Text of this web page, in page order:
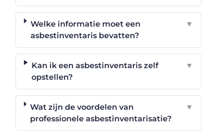
Welke informatie moet een
asbestinventaris bevatten?
▼
Kan ik een asbestinventaris zelf
opstellen?
▼
Wat zijn de voordelen van
professionele asbestinventarisatie?
▼